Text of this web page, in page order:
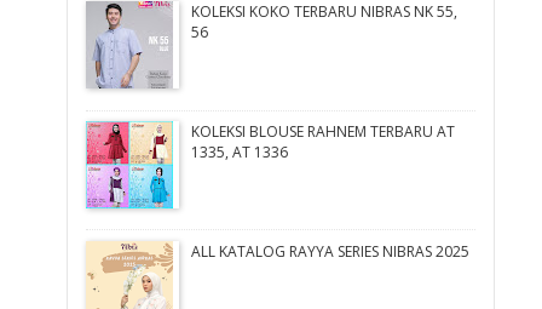
KOLEKSI KOKO TERBARU NIBRAS NK 55,
56
KOLEKSI BLOUSE RAHNEM TERBARU AT
1335, AT 1336
ALL KATALOG RAYYA SERIES NIBRAS 2025